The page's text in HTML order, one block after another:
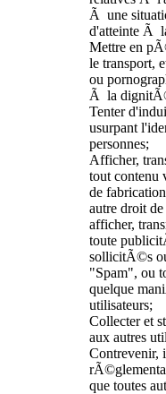
Ã une
d'atteinte Ã
Mettre en
le transport,
ou
Ã la
Tenter
usurpant
personnes;
Afficher,
tout contenu
de
autre droit
afficher,
toute
sollicitÃ©s
"Spam", ou
quelque
utilisateurs;
Collecter et
aux autres
Contrevenir,
que toutes